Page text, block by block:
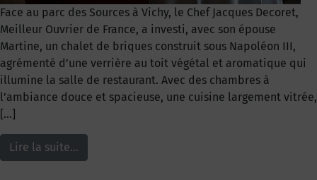
Face au parc des Sources à Vichy, le Chef Jacques Decoret,
Meilleur Ouvrier de France, a investi, avec son épouse
Martine, un chalet de briques construit sous Napoléon III,
agrémenté d’une verrière au toit végétal et aromatique qui
illumine la salle de restaurant. Avec des chambres à
l’ambiance douce et spacieuse, une cuisine largement vitrée,
[…]
Lire la suite…